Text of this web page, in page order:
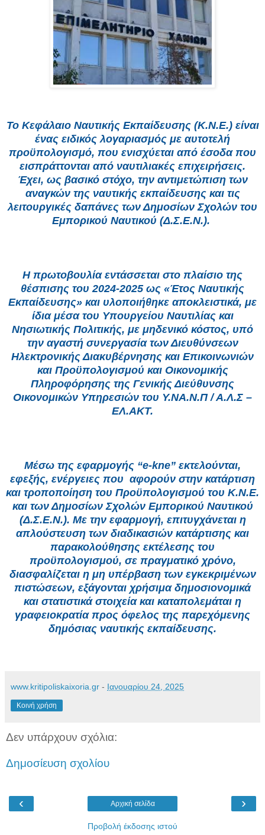
Το Κεφάλαιο Ναυτικής Εκπαίδευσης (Κ.Ν.Ε.) είναι
ένας ειδικός λογαριασμός με αυτοτελή
προϋπολογισμό, που ενισχύεται από έσοδα που
εισπράττονται από ναυτιλιακές επιχειρήσεις.
Έχει, ως βασικό στόχο, την αντιμετώπιση των
αναγκών της ναυτικής εκπαίδευσης και τις
λειτουργικές δαπάνες των Δημοσίων Σχολών του
Εμπορικού Ναυτικού (Δ.Σ.Ε.Ν.).
Η πρωτοβουλία εντάσσεται στο πλαίσιο της
θέσπισης του 2024-2025 ως «Έτος Ναυτικής
Εκπαίδευσης» και υλοποιήθηκε αποκλειστικά, με
ίδια μέσα του Υπουργείου Ναυτιλίας και
Νησιωτικής Πολιτικής, με μηδενικό κόστος, υπό
την αγαστή συνεργασία των Διευθύνσεων
Ηλεκτρονικής Διακυβέρνησης και Επικοινωνιών
και Προϋπολογισμού και Οικονομικής
Πληροφόρησης της Γενικής Διεύθυνσης
Οικονομικών Υπηρεσιών του Υ.ΝΑ.Ν.Π / Α.Λ.Σ –
ΕΛ.ΑΚΤ.
Μέσω της εφαρμογής “e-kne” εκτελούνται,
εφεξής, ενέργειες που αφορούν στην κατάρτιση
και τροποποίηση του Προϋπολογισμού του Κ.Ν.Ε.
και των Δημοσίων Σχολών Εμπορικού Ναυτικού
(Δ.Σ.Ε.Ν.). Με την εφαρμογή, επιτυγχάνεται η
απλούστευση των διαδικασιών κατάρτισης και
παρακολούθησης εκτέλεσης του
προϋπολογισμού, σε πραγματικό χρόνο,
διασφαλίζεται η μη υπέρβαση των εγκεκριμένων
πιστώσεων, εξάγονται χρήσιμα δημοσιονομικά
και στατιστικά στοιχεία και καταπολεμάται η
γραφειοκρατία προς όφελος της παρεχόμενης
δημόσιας ναυτικής εκπαίδευσης.
www.kritipoliskaixoria.gr - Ιανουαρίου 24, 2025
Κοινή χρήση
Δεν υπάρχουν σχόλια:
Δημοσίευση σχολίου
‹ ›
Αρχική σελίδα
Προβολή έκδοσης ιστού